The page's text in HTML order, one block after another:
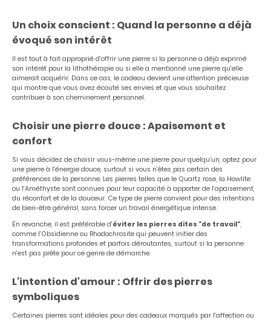
Un choix conscient : Quand la personne a déjà
évoqué son intérêt
Il est tout à fait approprié d'offrir une pierre si la personne a déjà exprimé
son intérêt pour la lithothérapie ou si elle a mentionné une pierre qu'elle
aimerait acquérir. Dans ce cas, le cadeau devient une attention précieuse
qui montre que vous avez écouté ses envies et que vous souhaitez
contribuer à son cheminement personnel.
Choisir une pierre douce : Apaisement et
confort
Si vous décidez de choisir vous-même une pierre pour quelqu’un, optez pour
une pierre à l'énergie douce, surtout si vous n'êtes pas certain des
préférences de la personne. Les pierres telles que le Quartz rose, la Howlite
ou l'Améthyste sont connues pour leur capacité à apporter de l'apaisement,
du réconfort et de la douceur. Ce type de pierre convient pour des intentions
de bien-être général, sans forcer un travail énergétique intense.
En revanche, il est préférable d'éviter les pierres dites "de travail"
comme l'Obsidienne ou Rhodochrosite qui peuvent initier des
transformations profondes et parfois déroutantes, surtout si la personne
n'est pas prête pour ce genre de démarche.
L'intention d'amour : Offrir des pierres
symboliques
Certaines pierres sont idéales pour des cadeaux marqués par l'affection ou